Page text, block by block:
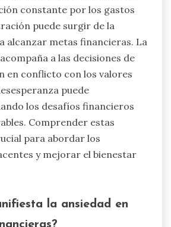
constante por los gastos
puede surgir de la
alcanzar metas financieras. La
a las decisiones de
en conflicto con los valores
puede
los desafíos financieros
Comprender estas
para abordar los
y mejorar el bienestar
la ansiedad en